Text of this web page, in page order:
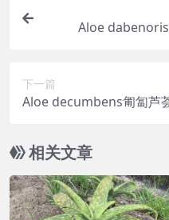
Aloe
下一篇
Aloe decumbens匍匐芦
相关文章